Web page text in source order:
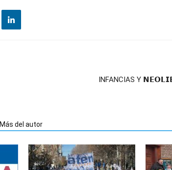
INFANCIAS Y
Más del autor